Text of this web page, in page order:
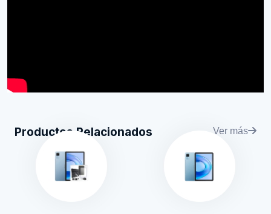
Productos Relacionados Ver más